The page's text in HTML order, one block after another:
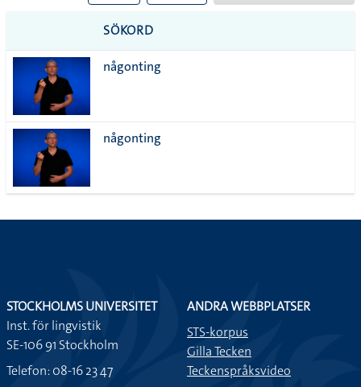
till
alla i
SÖKORD
någonting
någonting
STOCKHOLMS UNIVERSITET
Inst. för lingvistik
SE-106 91 Stockholm
Telefon: 08-16 23 47
ANDRA WEBBPLATSER
STS-korpus
Gilla Tecken
Teckenspråksvideo